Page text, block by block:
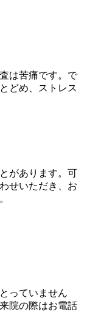
は苦痛です。で
どめ、ストレス
があります。可
せいただき、お
っていません
院の際はお電話